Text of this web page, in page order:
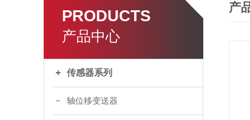
PRODUCTS
产品中心
传感器系列
轴位移变送器
产